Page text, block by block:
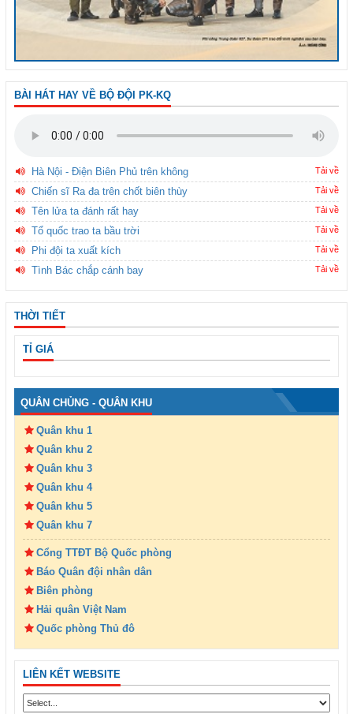
BÀI HÁT HAY VỀ BỘ ĐỘI PK-KQ
Hà Nội - Điện Biên Phủ trên không Tải về
Chiến sĩ Ra đa trên chốt biên thùy Tải về
Tên lửa ta đánh rất hay Tải về
Tổ quốc trao ta bầu trời Tải về
Phi đội ta xuất kích Tải về
Tình Bác chắp cánh bay Tải về
THỜI TIẾT
TỈ GIÁ
QUÂN CHỦNG - QUÂN KHU
Quân khu 1
Quân khu 2
Quân khu 3
Quân khu 4
Quân khu 5
Quân khu 7
Cổng TTĐT Bộ Quốc phòng
Báo Quân đội nhân dân
Biên phòng
Hải quân Việt Nam
Quốc phòng Thủ đô
LIÊN KẾT WEBSITE